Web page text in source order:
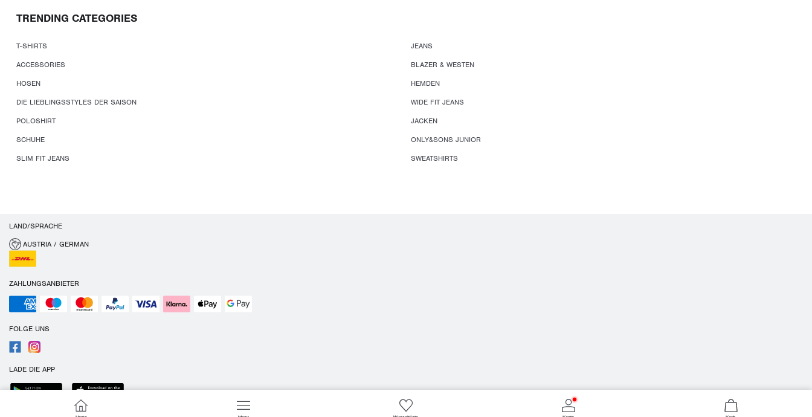
TRENDING CATEGORIES
T-SHIRTS
JEANS
ACCESSORIES
BLAZER & WESTEN
HOSEN
HEMDEN
DIE LIEBLINGSSTYLES DER SAISON
WIDE FIT JEANS
POLOSHIRT
JACKEN
SCHUHE
ONLY&SONS JUNIOR
SLIM FIT JEANS
SWEATSHIRTS
LAND/SPRACHE
AUSTRIA / GERMAN
ZAHLUNGSANBIETER
FOLGE UNS
LADE DIE APP